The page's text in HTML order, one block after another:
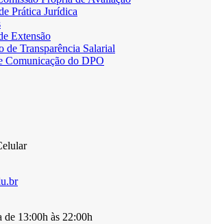
Prática Jurídica
Extensão
de Transparência Salarial
Comunicação do DPO
de 13:00h às 22:00h